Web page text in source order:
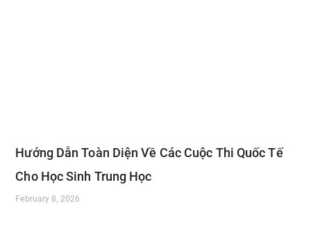
Hướng Dẫn Toàn Diện Về Các Cuộc Thi Quốc Tế
Cho Học Sinh Trung Học
February 8, 2026